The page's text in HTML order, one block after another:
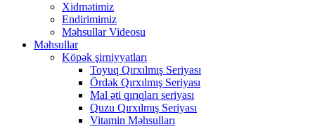
Xidmətimiz
Endirimimiz
Məhsullar Videosu
Məhsullar
Köpək şirniyyatları
Toyuq Qırxılmış Seriyası
Ördək Qırxılmış Seriyası
Mal əti qırıqları seriyası
Quzu Qırxılmış Seriyası
Vitamin Məhsulları